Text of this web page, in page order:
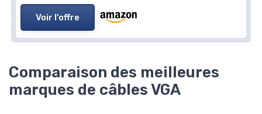
Voir l'offre
Comparaison des meilleures
marques de câbles VGA